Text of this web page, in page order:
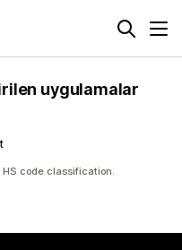
uygulamalar
code classification.